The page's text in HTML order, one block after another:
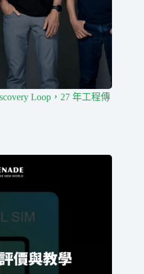
Loop，27 年工程傳